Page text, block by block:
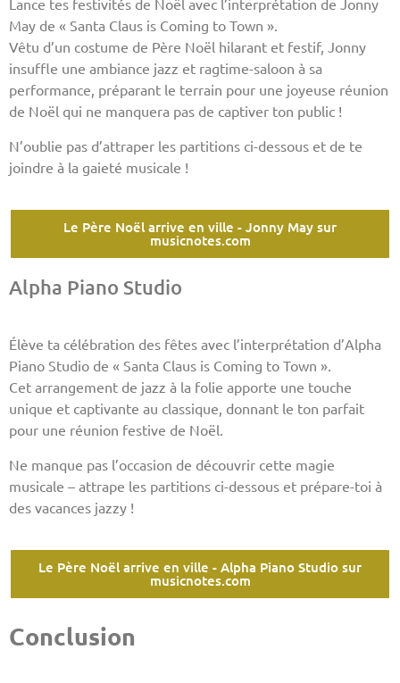
Lance tes festivités de Noël avec l’interprétation de Jonny
May de « Santa Claus is Coming to Town ».
Vêtu d’un costume de Père Noël hilarant et festif, Jonny
insuffle une ambiance jazz et ragtime-saloon à sa
performance, préparant le terrain pour une joyeuse réunion
de Noël qui ne manquera pas de captiver ton public !
N’oublie pas d’attraper les partitions ci-dessous et de te
joindre à la gaieté musicale !
Le Père Noël arrive en ville - Jonny May sur
musicnotes.com
Alpha Piano Studio
Élève ta célébration des fêtes avec l’interprétation d’Alpha
Piano Studio de « Santa Claus is Coming to Town ».
Cet arrangement de jazz à la folie apporte une touche
unique et captivante au classique, donnant le ton parfait
pour une réunion festive de Noël.
Ne manque pas l’occasion de découvrir cette magie
musicale – attrape les partitions ci-dessous et prépare-toi à
des vacances jazzy !
Le Père Noël arrive en ville - Alpha Piano Studio sur
musicnotes.com
Conclusion